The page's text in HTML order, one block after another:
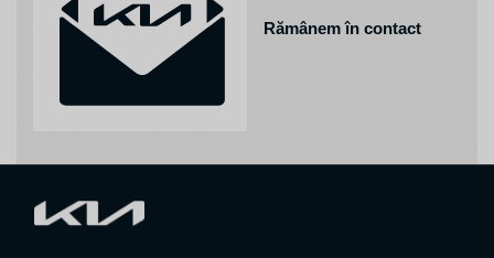
Rămânem în contact